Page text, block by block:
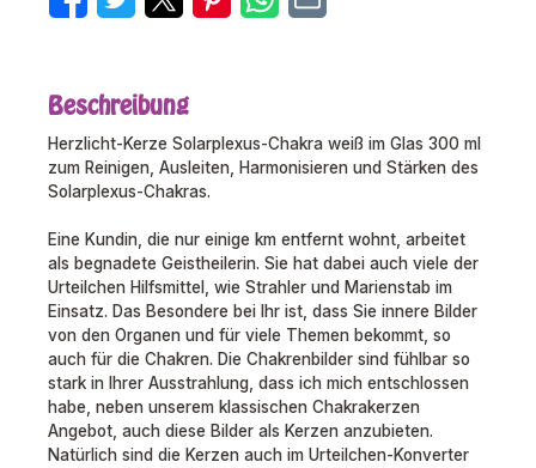
Beschreibung
Herzlicht-Kerze Solarplexus-Chakra weiß im Glas 300 ml
zum Reinigen, Ausleiten, Harmonisieren und Stärken des
Solarplexus-Chakras.
Eine Kundin, die nur einige km entfernt wohnt, arbeitet
als begnadete Geistheilerin. Sie hat dabei auch viele der
Urteilchen Hilfsmittel, wie Strahler und Marienstab im
Einsatz. Das Besondere bei Ihr ist, dass Sie innere Bilder
von den Organen und für viele Themen bekommt, so
auch für die Chakren. Die Chakrenbilder sind fühlbar so
stark in Ihrer Ausstrahlung, dass ich mich entschlossen
habe, neben unserem klassischen Chakrakerzen
Angebot, auch diese Bilder als Kerzen anzubieten.
Natürlich sind die Kerzen auch im Urteilchen-Konverter